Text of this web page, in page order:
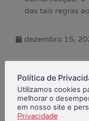
das tais regras
dezembro 15,
Compartilhe!
Política de
Utilizamos cookies
melhorar o
em nosso site e
Privacidade